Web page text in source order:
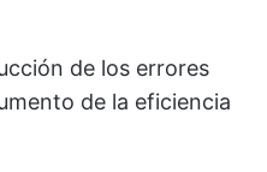
de los errores
de la eficiencia